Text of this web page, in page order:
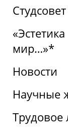
мир…»*
Новости
Научные
Трудовое